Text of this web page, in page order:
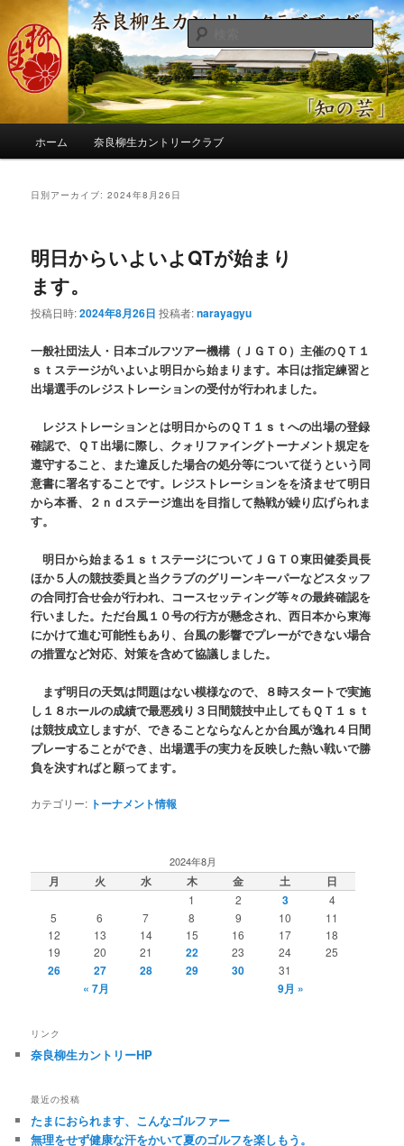
ン
コ
ン
へ
コ
ン
ツ
移
奈良柳生カントリークラブ総支配人
ブログ
季節の話題、クラブの出来事、コースの改修・更新作業、ゴルフに関する随
筆、喜怒哀楽などを気まぐれに発信します。
検
索
ホーム 奈良柳生カントリークラブ
日別アーカイブ:2024年8月26日
明日からいよいよQTが始まり
ます。
投稿日時:2024年8月26日 投稿者:narayagyu
一般社団法人・日本ゴルフツアー機構（ＪＧＴＯ）主催のＱＴ１
ｓｔステージがいよいよ明日から始まります。本日は指定練習と
出場選手のレジストレーションの受付が行われました。
レジストレーションとは明日からのＱＴ１ｓｔへの出場の登録
確認で、ＱＴ出場に際し、クォリファイングトーナメント規定を
遵守すること、また違反した場合の処分等について従うという同
意書に署名することです。レジストレーションをを済ませて明日
から本番、２ｎｄステージ進出を目指して熱戦が繰り広げられま
す。
明日から始まる１ｓｔステージについてＪＧＴＯ東田健委員長
ほか５人の競技委員と当クラブのグリーンキーパーなどスタッフ
の合同打合せ会が行われ、コースセッティング等々の最終確認を
行いました。ただ台風１０号の行方が懸念され、西日本から東海
にかけて進む可能性もあり、台風の影響でプレーができない場合
の措置など対応、対策を含めて協議しました。
まず明日の天気は問題はない模様なので、８時スタートで実施
し１８ホールの成績で最悪残り３日間競技中止してもＱＴ１ｓｔ
は競技成立しますが、できることならなんとか台風が逸れ４日間
プレーすることができ、出場選手の実力を反映した熱い戦いで勝
負を決すればと願ってます。
カテゴリー: トーナメント情報
2024年8月
月 火 水 木 金 土 日
1 2 3
4
5
6 7 8 9 10
11
12
13 14 15 16 17
18
19
20 21 22 23 24 25
26 27 28 29 30 31
« 7月 9月 »
リンク
奈良柳生カントリーHP
最近の投稿
たまにおられます、こんなゴルファー
無理をせず健康な汗をかいて夏のゴルフを楽しもう。